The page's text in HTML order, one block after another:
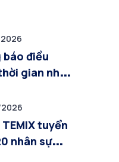
báo điều
gian nhận
1 năm
Học viện
Bưu
tuyển
nhân sự